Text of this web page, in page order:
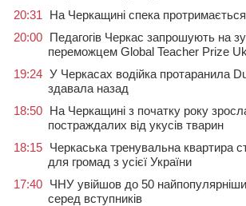
20:31
На Черкащині спека
20:00 Педагогів Черкас запрошують на
переможцем Global Teacher Prize
19:24 У Черкасах водійка протаранила
здавала назад
18:50 На Черкащині з початку року
постраждалих від укусів тварин
18:15 Черкаська тренувальна квартира
для громад з усієї України
17:40 ЧНУ увійшов до 50
серед вступників